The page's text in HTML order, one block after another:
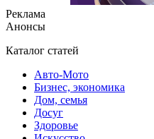
Реклама
Анонсы
Каталог статей
Авто-Мото
Бизнес, экономика
Дом, семья
Досуг
Здоровье